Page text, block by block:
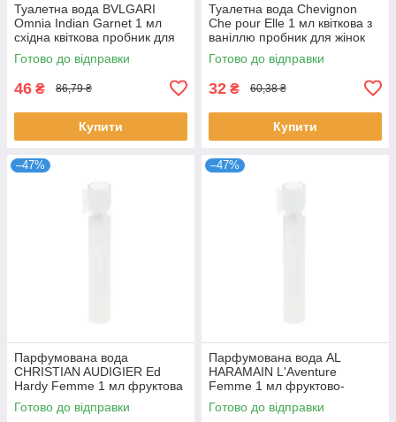
Туалетна вода BVLGARI
Omnia Indian Garnet 1 мл
східна квіткова пробник для
жінок розпив парфумів
Булгарі
Готово до відправки
46 ₴ 86,79 ₴
Купити
Туалетна вода Chevignon
Che pour Elle 1 мл квіткова з
ваніллю пробник для жінок
розпив парфумів Шевіньйон
Готово до відправки
32 ₴ 60,38 ₴
Купити
–47%
Парфумована вода
CHRISTIAN AUDIGIER Ed
Hardy Femme 1 мл фруктова
квіткова для жінок пробник
розпив Крістіан
Готово до відправки
–47%
Парфумована вода AL
HARAMAIN L'Aventure
Femme 1 мл фруктово-
квіткова стійка для жінок
розпив Аль Харамейн
Готово до відправки